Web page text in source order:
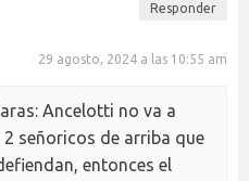
Responder
29 agosto, 2024 a las 10:55 am
Ancelotti no va a
señoricos de arriba que
entonces el